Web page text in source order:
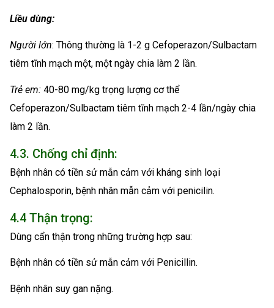
Liều dùng:
Người lớn: Thông thường là 1-2 g Cefoperazon/Sulbactam
tiêm tĩnh mạch một, một ngày chia làm 2 lần.
Trẻ em: 40-80 mg/kg trọng lượng cơ thể
Cefoperazon/Sulbactam tiêm tĩnh mạch 2-4 lần/ngày chia
làm 2 lần.
4.3. Chống chỉ định:
Bệnh nhân có tiền sử mẫn cảm với kháng sinh loại
Cephalosporin, bệnh nhân mẫn cảm với penicilin.
4.4 Thận trọng:
Dùng cẩn thận trong những trường hợp sau:
Bệnh nhân có tiền sử mẫn cảm với Penicillin.
Bệnh nhân suy gan nặng.